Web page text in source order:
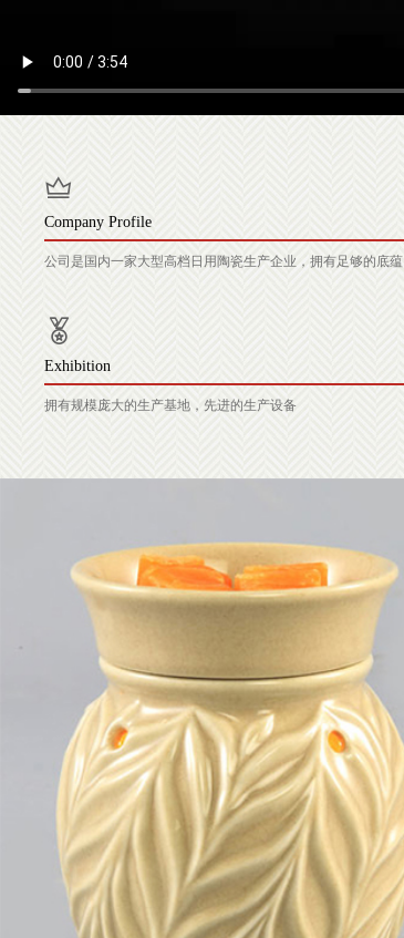
Company Profile
公司是国内一家大型高档日用陶瓷生产企业，拥有足够的底蕴
Exhibition
拥有规模庞大的生产基地，先进的生产设备